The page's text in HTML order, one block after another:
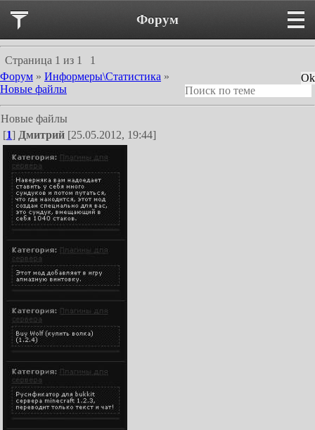
Форум
Страница 1 из 1
1
Форум » Информеры\Статистика »
Новые файлы
Новые файлы
[1] Дмитрий [25.05.2012, 19:44]